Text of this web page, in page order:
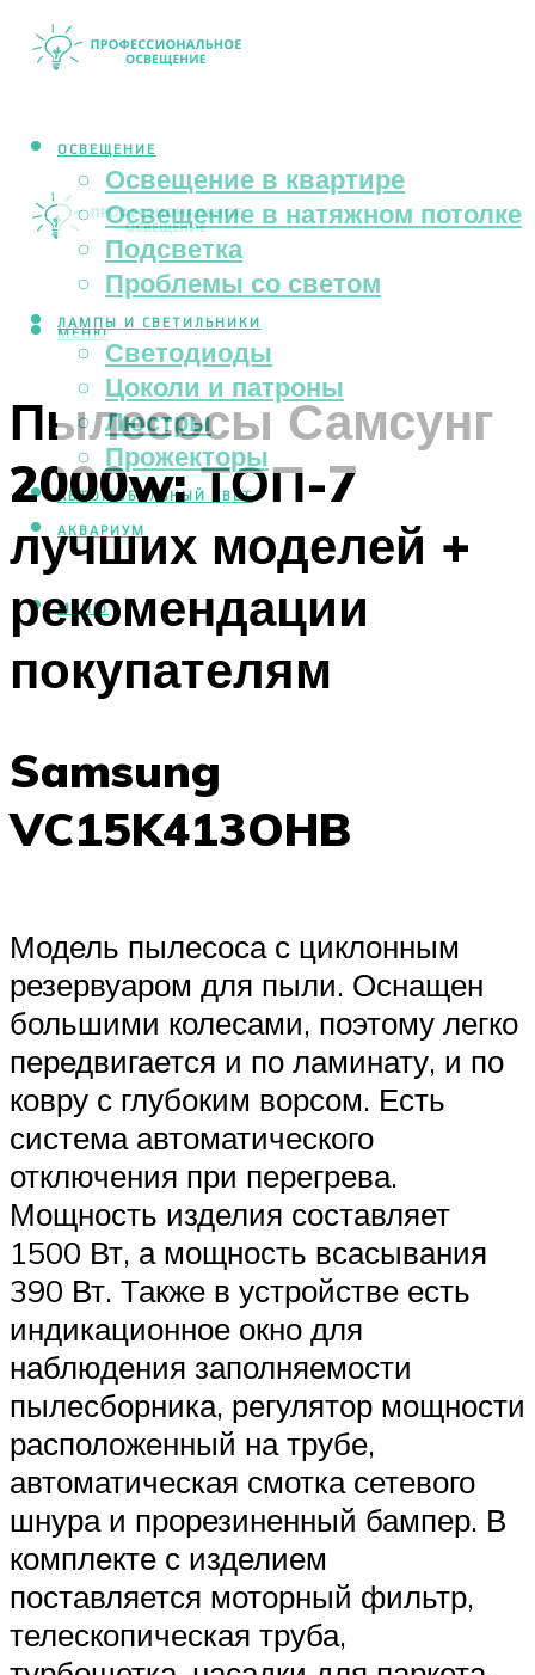
ОСВЕЩЕНИЕ
Освещение в квартире
Освещение в натяжном потолке
Подсветка
Проблемы со светом
ЛАМПЫ И СВЕТИЛЬНИКИ
Светодиоды
Цоколи и патроны
Люстры
Прожекторы
АВТОМОБИЛЬНЫЙ СВЕТ
АКВАРИУМ
МЕНЮ
МЕНЮ
Пылесосы Самсунг
2000w: ТОП-7
лучших моделей +
рекомендации
покупателям
Samsung
VC15K413OHB
Модель пылесоса с циклонным
резервуаром для пыли. Оснащен
большими колесами, поэтому легко
передвигается и по ламинату, и по
ковру с глубоким ворсом. Есть
система автоматического
отключения при перегрева.
Мощность изделия составляет
1500 Вт, а мощность всасывания
390 Вт. Также в устройстве есть
индикационное окно для
наблюдения заполняемости
пылесборника, регулятор мощности
расположенный на трубе,
автоматическая смотка сетевого
шнура и прорезиненный бампер. В
комплекте с изделием
поставляется моторный фильтр,
телескопическая труба,